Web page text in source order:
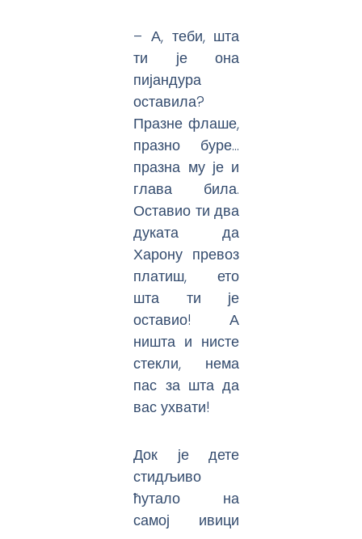
– А, теби, шта
ти је она
пијандура
оставила?
Празне флаше,
празно буре…
празна му је и
глава била.
Оставио ти два
дуката да
Харону превоз
платиш, ето
шта ти је
оставио! А
ништа и нисте
стекли, нема
пас за шта да
вас ухвати!
Док је дете
стидљиво
ћутало на
самој ивици